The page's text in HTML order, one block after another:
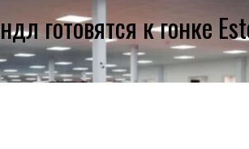
готовятся к гонке